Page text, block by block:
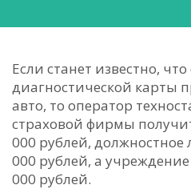
Если станет известно,
диагностической карты
авто, то оператор
страховой фирмы
000 рублей, должностное
000 рублей, а
000 рублей.